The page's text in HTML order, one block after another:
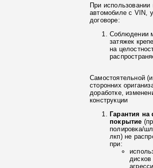
При использовании
автомобиле с VIN,
договоре:
Соблюдении
затяжек
на
Самостоятельной
сторонних
доработке,
конструкции
Гарантия
покрытие
полировка/
лкп) не
при: